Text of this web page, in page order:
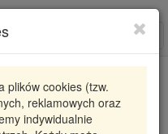
plików cookies (tzw.
reklamowych oraz
indywidualnie